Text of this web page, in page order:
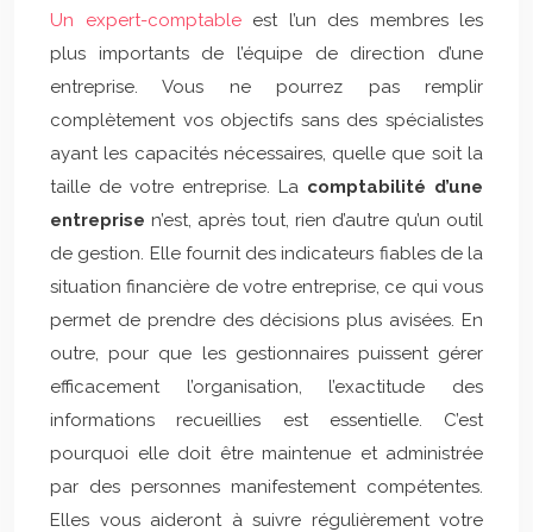
Un expert-comptableest l’un des membres les
plus importants de l’équipe de direction d’une
entreprise. Vous ne pourrez pas remplir
complètement vos objectifs sans des spécialistes
ayant les capacités nécessaires, quelle que soit la
taille de votre entreprise. La comptabilité d’une
entreprise n’est, après tout, rien d’autre qu’un outil
de gestion. Elle fournit des indicateurs fiables de la
situation financière de votre entreprise, ce qui vous
permet de prendre des décisions plus avisées. En
outre, pour que les gestionnaires puissent gérer
efficacement l’organisation, l’exactitude des
informations recueillies est essentielle. C’est
pourquoi elle doit être maintenue et administrée
par des personnes manifestement compétentes.
Elles vous aideront à suivre régulièrement votre